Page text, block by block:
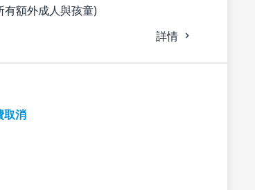
額外成人與孩童)
詳情
取消